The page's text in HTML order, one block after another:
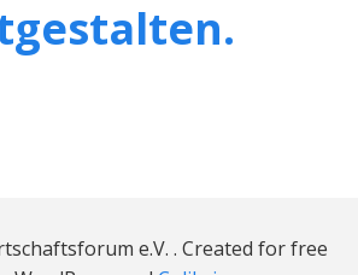
e.V. . Created for free